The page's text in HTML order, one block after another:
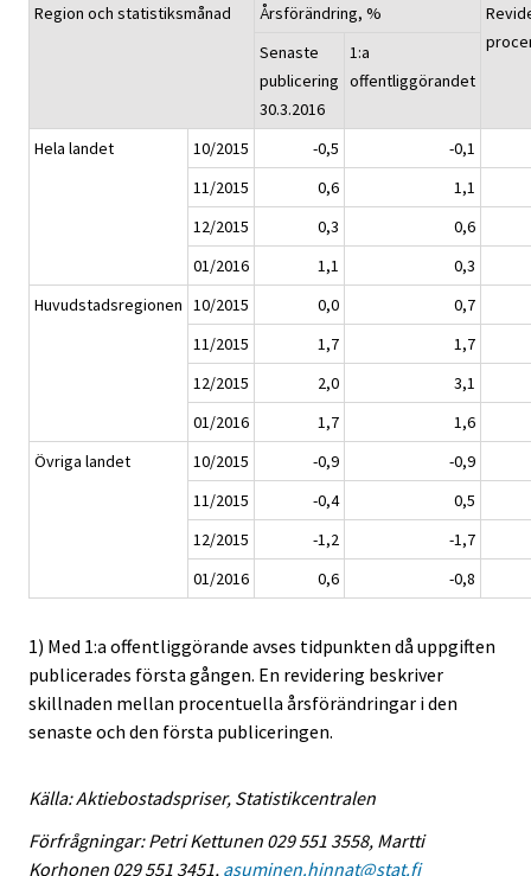
Region och statistiksmånad Årsförändring, %
Senaste
publicering
30.3.2016
1:a
offentliggörandet
Hela landet 10/2015 -0,5
-0,1
11/2015
0,6
1,1
12/2015
0,3
0,6
01/2016
1,1
0,3
Huvudstadsregionen 10/2015 0,0
0,7
11/2015
1,7
1,7
12/2015
2,0
3,1
01/2016
1,7
1,6
Övriga landet
10/2015 -0,9
-0,9
11/2015
-0,4
0,5
12/2015
-1,2
-1,7
01/2016
0,6 -0,8
1) Med 1:a offentliggörande avses tidpunkten då uppgiften
publicerades första gången. En revidering beskriver
skillnaden mellan procentuella årsförändringar i den
senaste och den första publiceringen.
Källa: Aktiebostadspriser, Statistikcentralen
Förfrågningar: Petri Kettunen 029 551 3558, Martti
Korhonen 029 551 3451, asuminen.hinnat@stat.fi